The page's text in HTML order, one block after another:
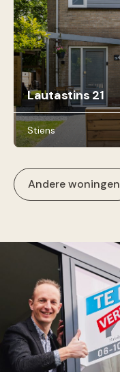
Lautastins 21
Stiens
Andere woningen